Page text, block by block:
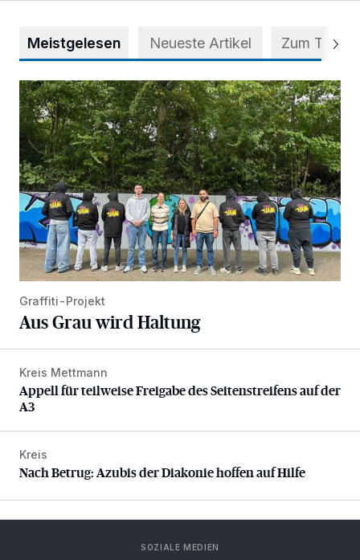
Meistgelesen Neueste Artikel Zum Thema
Aus Grau wird Haltung
Graffiti-Projekt
Aus Grau wird Haltung
Appell für teilweise Freigabe des Seitenstreifens auf der A3
Kreis Mettmann
Appell für teilweise Freigabe des Seitenstreifens auf der
A3
Nach Betrug: Azubis der Diakonie hoffen auf Hilfe
Kreis
Nach Betrug: Azubis der Diakonie hoffen auf Hilfe
SOZIALE MEDIEN